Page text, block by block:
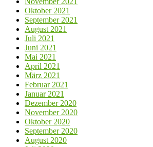
Oktober 2021
September 2021
August 2021
Juli 2021
Juni 2021
Mai 2021
April 2021
März 2021
Februar 2021
Januar 2021
Dezember 2020
November 2020
Oktober 2020
September 2020
August 2020